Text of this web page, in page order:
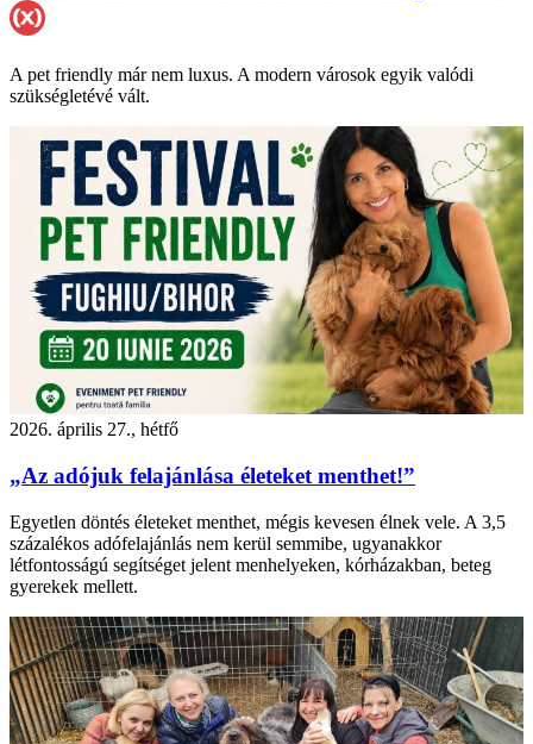
A pet friendly már nem luxus. A modern városok egyik valódi
szükségletévé vált.
2026. április 27., hétfő
„Az adójuk felajánlása életeket menthet!”
Egyetlen döntés életeket menthet, mégis kevesen élnek vele. A 3,5
százalékos adófelajánlás nem kerül semmibe, ugyanakkor
létfontosságú segítséget jelent menhelyeken, kórházakban, beteg
gyerekek mellett.